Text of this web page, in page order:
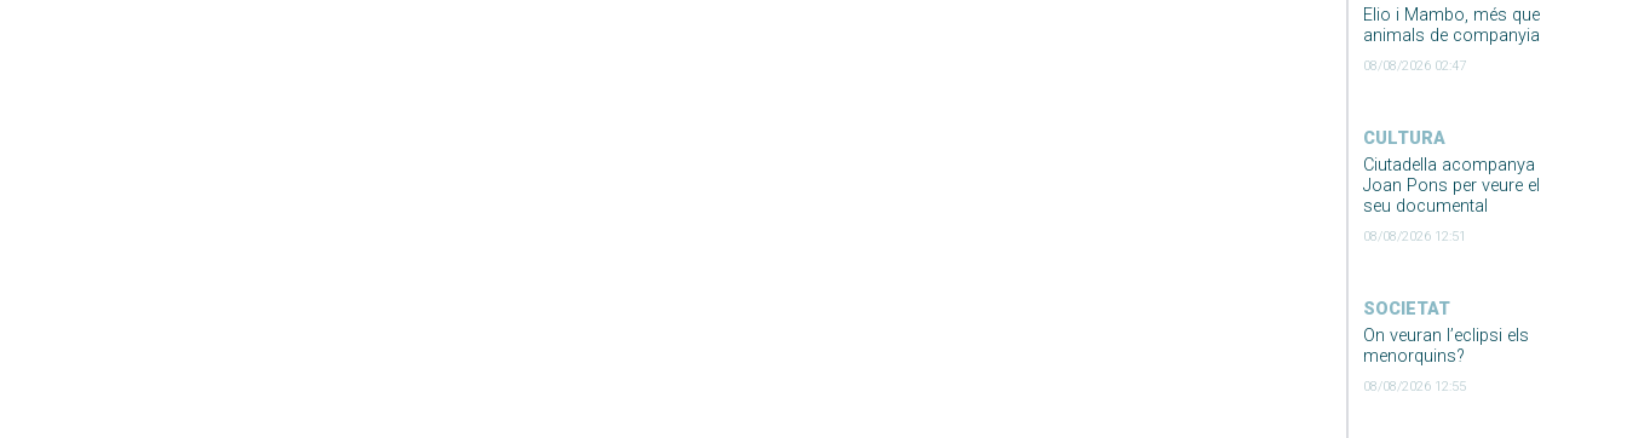
Elio i Mambo, més que
animals de companyia
08/08/2026 02:47
CULTURA
Ciutadella acompanya
Joan Pons per veure el
seu documental
08/08/2026 12:51
SOCIETAT
On veuran l’eclipsi els
menorquins?
08/08/2026 12:55